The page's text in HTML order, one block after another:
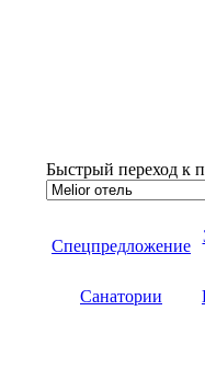
Быстрый переход к
Спецпредложение
Санатории